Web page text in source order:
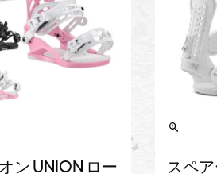
ン UNION ロー
スペ